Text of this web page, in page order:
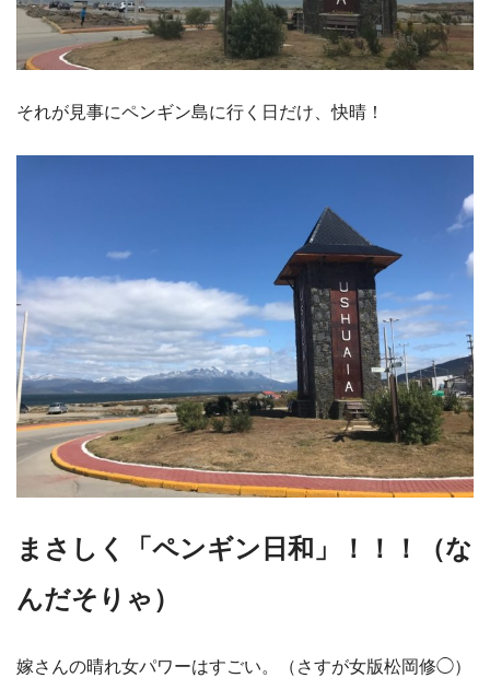
それが見事にペンギン島に行く日だけ、快晴！
まさしく「ペンギン日和」！！！（な
んだそりゃ）
嫁さんの晴れ女パワーはすごい。（さすが女版松岡修◯）